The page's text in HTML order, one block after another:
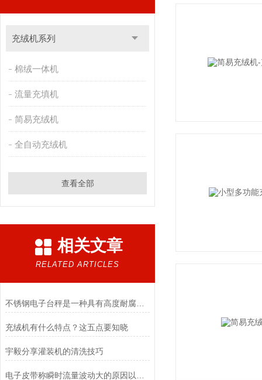
充绒机系列
棉绒一体机
流量充填机
简易充绒机
全自动充绒机
查看全部
相关文章
RELATED ARTICLES
不锈钢电子台秤是一种具有高度耐腐蚀性和精确称重能力的设备
充绒机有什么特点？这五点要知晓
宇毅分享灌装机的清洗技巧